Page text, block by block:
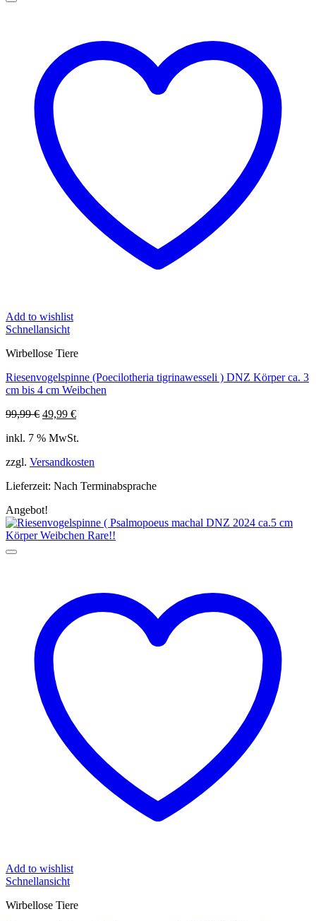
Add to wishlist
Schnellansicht
Wirbellose Tiere
Riesenvogelspinne (Poecilotheria tigrinawesseli ) DNZ Körper ca. 3
cm bis 4 cm Weibchen
99,99€ Ursprünglicher
war:
49,99 €Aktueller
ist:
inkl. 7 % MwSt.
zzgl. Versandkosten
Lieferzeit: Nach Terminabsprache
Angebot!
Add to wishlist
Schnellansicht
Wirbellose Tiere